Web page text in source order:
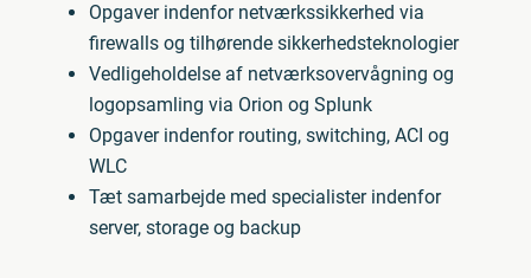
Opgaver indenfor netværkssikkerhed via
firewalls og tilhørende sikkerhedsteknologier
Vedligeholdelse af netværksovervågning og
logopsamling via Orion og Splunk
Opgaver indenfor routing, switching, ACI og
WLC
Tæt samarbejde med specialister indenfor
server, storage og backup